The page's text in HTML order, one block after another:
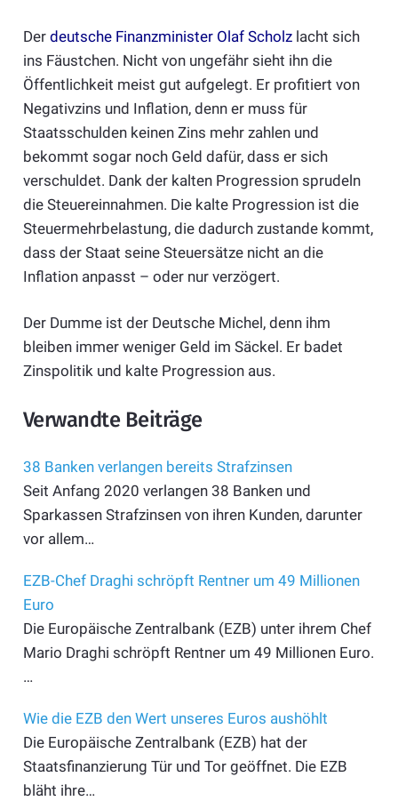
Der deutsche Finanzminister Olaf Scholzlacht sich
ins Fäustchen. Nicht von ungefähr sieht ihn die
Öffentlichkeit meist gut aufgelegt. Er profitiert von
Negativzins und Inflation, denn er muss für
Staatsschulden keinen Zins mehr zahlen und
bekommt sogar noch Geld dafür, dass er sich
verschuldet. Dank der kalten Progression sprudeln
die Steuereinnahmen. Die kalte Progression ist die
Steuermehrbelastung, die dadurch zustande kommt,
dass der Staat seine Steuersätze nicht an die
Inflation anpasst – oder nur verzögert.
Der Dumme ist der Deutsche Michel, denn ihm
bleiben immer weniger Geld im Säckel. Er badet
Zinspolitik und kalte Progression aus.
Verwandte Beiträge
38 Banken verlangen bereits Strafzinsen
Seit Anfang 2020 verlangen 38 Banken und
Sparkassen Strafzinsen von ihren Kunden, darunter
vor allem…
EZB-Chef Draghi schröpft Rentner um 49 Millionen
Euro
Die Europäische Zentralbank (EZB) unter ihrem Chef
Mario Draghi schröpft Rentner um 49 Millionen Euro.
…
Wie die EZB den Wert unseres Euros aushöhlt
Die Europäische Zentralbank (EZB) hat der
Staatsfinanzierung Tür und Tor geöffnet. Die EZB
bläht ihre…